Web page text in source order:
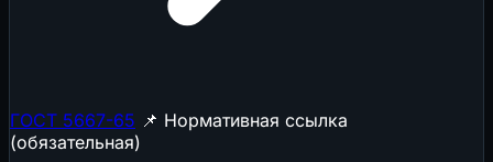
ГОСТ 5667-65 📌 Нормативная ссылка
(обязательная)